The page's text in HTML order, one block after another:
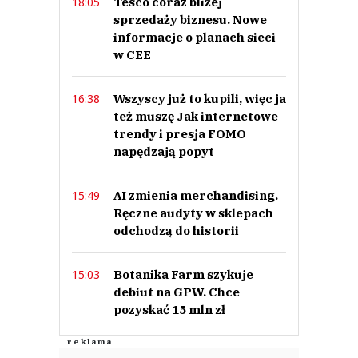
sprzedaży biznesu. Nowe
informacje o planach sieci
w CEE
16:38
Wszyscy już to kupili, więc ja
też muszę Jak internetowe
trendy i presja FOMO
napędzają popyt
15:49
AI zmienia merchandising.
Ręczne audyty w sklepach
odchodzą do historii
15:03
Botanika Farm szykuje
debiut na GPW. Chce
pozyskać 15 mln zł